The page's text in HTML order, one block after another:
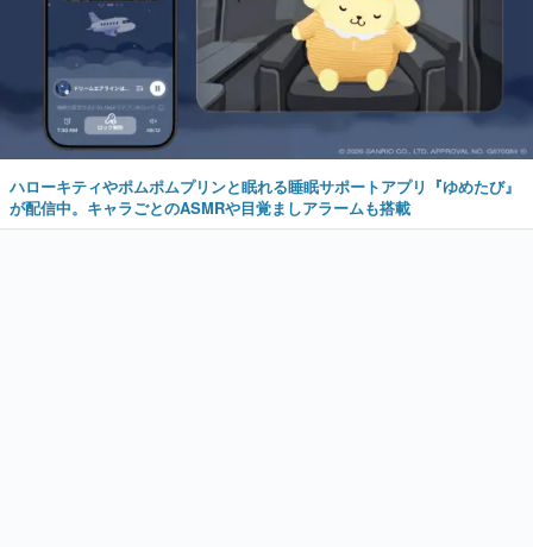
ハローキティやポムポムプリンと眠れる睡眠サポートアプリ『ゆめたび』
が配信中。キャラごとのASMRや目覚ましアラームも搭載